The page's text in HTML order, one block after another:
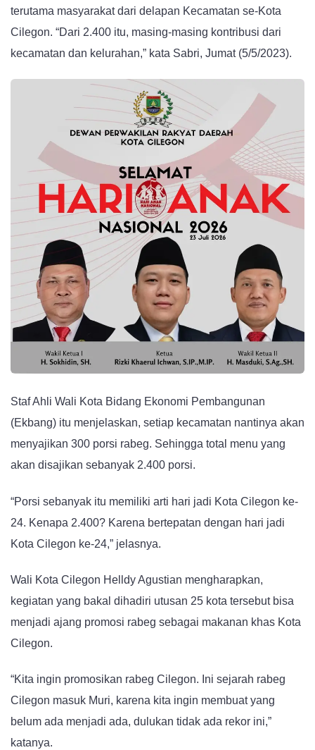
terutama masyarakat dari delapan Kecamatan se-Kota
Cilegon. “Dari 2.400 itu, masing-masing kontribusi dari
kecamatan dan kelurahan,” kata Sabri, Jumat (5/5/2023).
Staf Ahli Wali Kota Bidang Ekonomi Pembangunan
(Ekbang) itu menjelaskan, setiap kecamatan nantinya akan
menyajikan 300 porsi rabeg. Sehingga total menu yang
akan disajikan sebanyak 2.400 porsi.
“Porsi sebanyak itu memiliki arti hari jadi Kota Cilegon ke-
24. Kenapa 2.400? Karena bertepatan dengan hari jadi
Kota Cilegon ke-24,” jelasnya.
Wali Kota Cilegon Helldy Agustian mengharapkan,
kegiatan yang bakal dihadiri utusan 25 kota tersebut bisa
menjadi ajang promosi rabeg sebagai makanan khas Kota
Cilegon.
“Kita ingin promosikan rabeg Cilegon. Ini sejarah rabeg
Cilegon masuk Muri, karena kita ingin membuat yang
belum ada menjadi ada, dulukan tidak ada rekor ini,”
katanya.